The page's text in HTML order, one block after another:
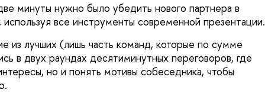
минуты нужно было убедить нового партнера в
все инструменты современной презентации.
из лучших (лишь часть команд, которые по сумме
в двух раундах десятиминутных переговоров, где
но и понять мотивы собеседника, чтобы